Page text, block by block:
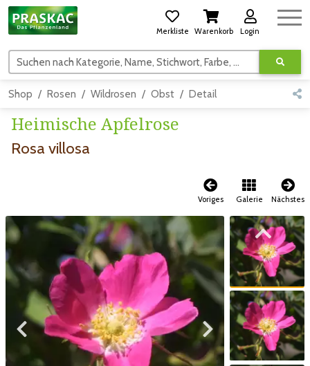
Merkliste Warenkorb Login
Suchen nach Kategorie, Name, Stichwort, Farbe, usw.
Shop Rosen Wildrosen Obst Detail
Heimische Apfelrose
Rosa villosa
Voriges Galerie Nächstes
Zum vorigen Bild Zum nächsten Bild
Zum vorigen Bild